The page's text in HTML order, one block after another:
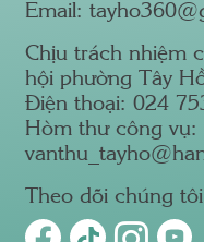
Email:
Chịu trách nhiệm
hội phường Tây
Điện thoại: 024
Hòm thư công vụ:
Theo dõi chúng